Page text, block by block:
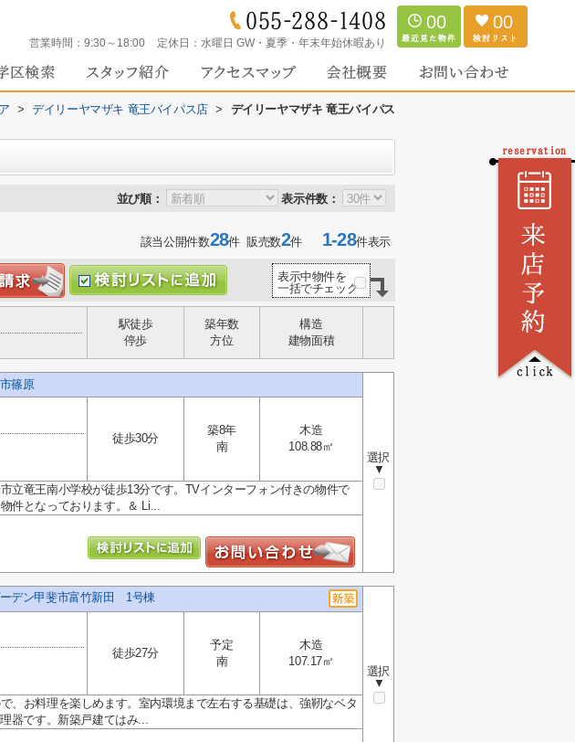
営業時間： 9:30～18:00 定休日： 水曜日 GW・夏季・年末年始休暇あり
00 00
> デイリーヤマザキ 竜王バイパス店 >
デイリーヤマザキ 竜王バイパス
並び順： 表示件数：
該当公開件数28件 販売数2件1-28件表示
表示中物件を
一括でチェック
駅徒歩
停歩
築年数
方位
構造
建物面積
篠原
選択
▼
徒歩30分
築8年
南
木造
108.88㎡
立竜王南小学校が徒歩13分です。TVインターフォン付きの物件で
件となっております。＆ Li...
デン甲斐市富竹新田 1号棟
選択
▼
徒歩27分
予定
南
木造
107.17㎡
、お料理を楽しめます。室内環境まで左右する基礎は、強靭なベタ
器です。新築戸建てはみ...